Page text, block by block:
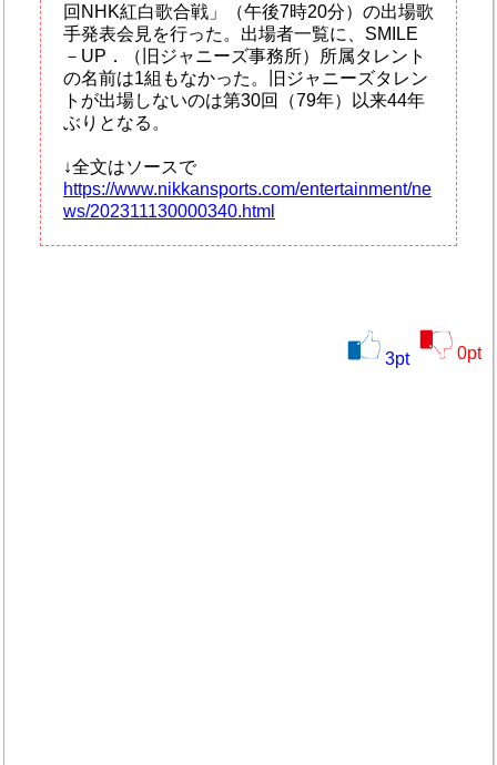
回NHK紅白歌合戦」（午後7時20分）の出場歌
手発表会見を行った。出場者一覧に、SMILE
－UP．（旧ジャニーズ事務所）所属タレント
の名前は1組もなかった。旧ジャニーズタレン
トが出場しないのは第30回（79年）以来44年
ぶりとなる。
↓全文はソースで
https://www.nikkansports.com/entertainment/ne
ws/202311130000340.html
3pt 0pt